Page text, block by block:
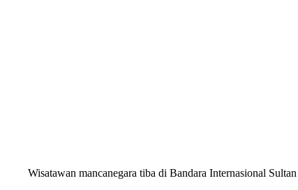
Wisatawan mancanegara tiba di Bandara Internasional